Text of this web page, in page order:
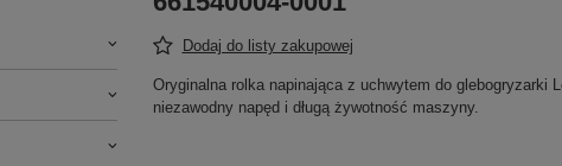
Dodaj do listy zakupowej
Oryginalna rolka napinająca z uchwytem do glebogryzarki
niezawodny napęd i długą żywotność maszyny.